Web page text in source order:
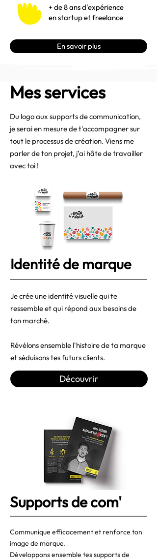
+ de 8 ans d'expérience
en startup et freelance
En savoir plus
Mes services
Du logo aux supports de communication,
je serai en mesure de t'accompagner sur
tout le processus de création. Viens me
parler de ton projet, j’ai hâte de travailler
avec toi !
Identité de marque
Je crée une identité visuelle qui te
ressemble et qui répond aux besoins de
ton marché.
Révélons ensemble l'histoire de ta marque
et séduisons tes futurs clients.
Découvrir
Supports de com'
Communique efficacement et renforce ton
image de marque.
Développons ensemble tes supports de